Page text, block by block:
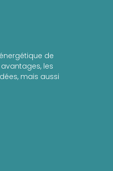
de
les
mais aussi